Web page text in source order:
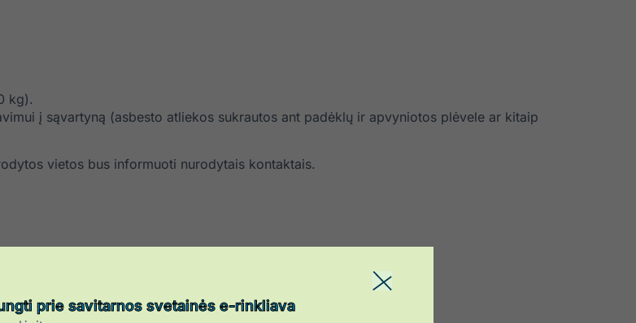
kg).
į sąvartyną (asbesto atliekos sukrautos ant padėklų ir apvyniotos plėvele ar kitaip
vietos bus informuoti nurodytais kontaktais.
prie savitarnos svetainės e-rinkliava